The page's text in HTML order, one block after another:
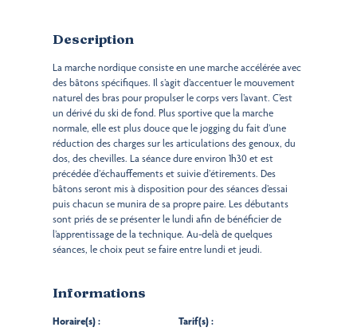
Description
La marche nordique consiste en une marche accélérée avec
des bâtons spécifiques. Il s’agit d’accentuer le mouvement
naturel des bras pour propulser le corps vers l’avant. C’est
un dérivé du ski de fond. Plus sportive que la marche
normale, elle est plus douce que le jogging du fait d’une
réduction des charges sur les articulations des genoux, du
dos, des chevilles. La séance dure environ 1h30 et est
précédée d’échauffements et suivie d’étirements. Des
bâtons seront mis à disposition pour des séances d’essai
puis chacun se munira de sa propre paire. Les débutants
sont priés de se présenter le lundi afin de bénéficier de
l’apprentissage de la technique. Au-delà de quelques
séances, le choix peut se faire entre lundi et jeudi.
Informations
Horaire(s) : Tarif(s) :